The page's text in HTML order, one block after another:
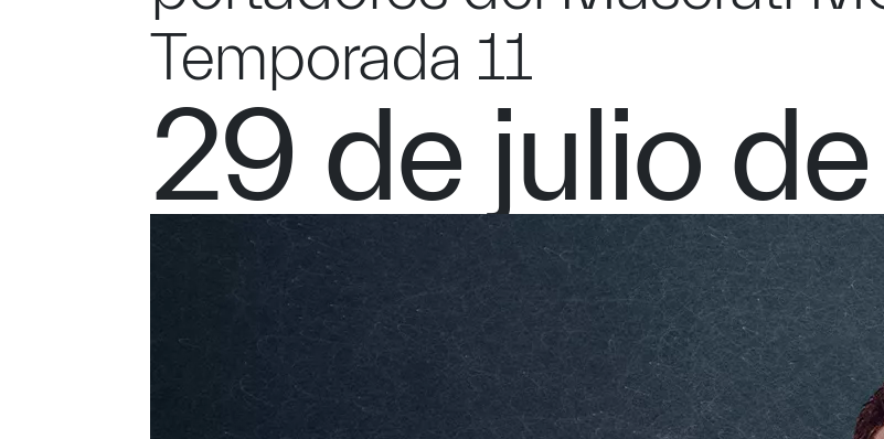
Temporada 11
29 de julio